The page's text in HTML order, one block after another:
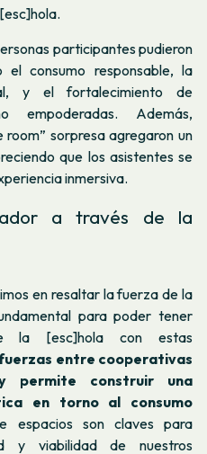
participantes pudieron
consumo responsable, la
y el fortalecimiento de
empoderadas. Además,
sorpresa agregaron un
que los asistentes se
inmersiva.
a través de la
en resaltar la fuerza de la
para poder tener
la [esc]hola con estas
fuerzas entre cooperativas
permite construir una
en torno al consumo
espacios son claves para
y viabilidad de nuestros